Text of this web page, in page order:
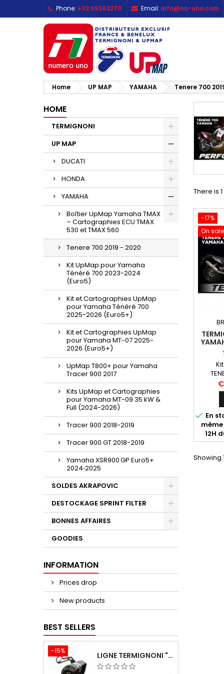
Phone: +32 69362270 Email: info@no-uno.com
Home UP MAP YAMAHA Tenere 700
HOME
TERMIGNONI
UP MAP
DUCATI
HONDA
YAMAHA
Boîtier UpMap Yamaha TMAX
– Cartographies ECU TMAX
530 et TMAX 560
Tenere 700 2019 - 2020
Kit UpMap pour Yamaha
Ténéré 700 2023-2024
(Euro5)
Kit et Cartographies UpMap
pour Yamaha Ténéré 700
2025-2026 (Euro5+)
Kit et Cartographies UpMap
pour Yamaha MT-07 2025-
2026 (Euro5+)
UpMap T800+ pour Yamaha
Tracer 900 2017
Kits UpMap et Cartographies
pour Yamaha MT-09 35 kW &
Full (2024-2026)
Tracer 900 2018-2019
Tracer 900 GT 2018-2019
Yamaha XSR900 GP Euro5+
2024‑2025
SOLDES AKRAPOVIC
DESTOCKAGE SPRINT FILTER
BONNES AFFAIRES
GOODIES
INFORMATION
Prices drop
New products
BEST SELLERS
-15% LIGNE TERMIGNONI "BLACK EDITION" CARBONE POUR YAMAHA TMAX 560 2020-2024
There is
-17%
On
la
lignes
sans
 En
12H
Showing